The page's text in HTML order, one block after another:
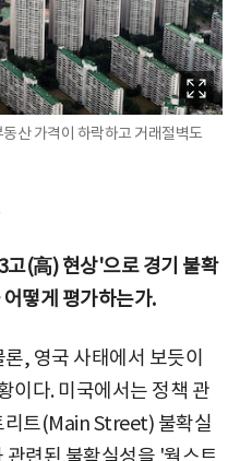
산 가격이 하락하고 거래절벽도
(高) 현상'으로 경기 불확
떻게 평가하는가.
, 영국 사태에서 보듯이
이다. 미국에서는 정책 관
리트(Main Street) 불확실